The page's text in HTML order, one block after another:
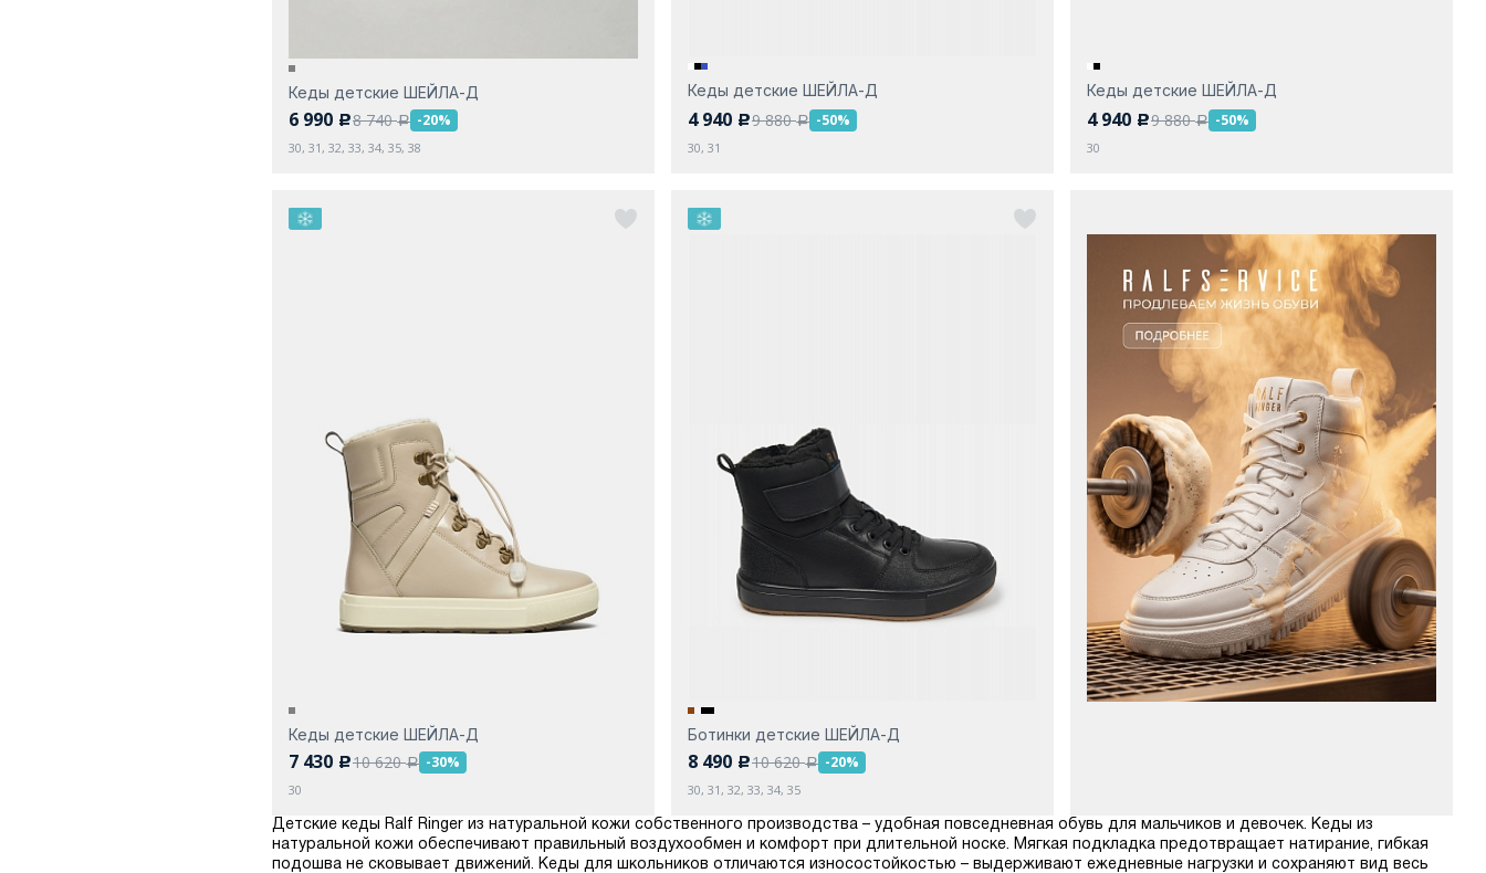
Кеды детские ШЕЙЛА-Д
6 990 c8 740a -20%
30, 31, 32, 33, 34, 35, 38
Кеды детские ШЕЙЛА-Д
4 940 c9 880a -50%
30, 31
Кеды детские ШЕЙЛА-Д
4 940 c9 880a -50%
30
Кеды детские ШЕЙЛА-Д
7 430 c10 620a -30%
30
Ботинки детские ШЕЙЛА-Д
8 490 c10 620a -20%
30, 31, 32, 33, 34, 35
Детские кеды Ralf Ringer из натуральной кожи собственного производства – удобная повседневная обувь для мальчиков и девочек. Кеды из
натуральной кожи обеспечивают правильный воздухообмен и комфорт при длительной носке. Мягкая подкладка предотвращает натирание, гибкая
подошва не сковывает движений. Кеды для школьников отличаются износостойкостью – выдерживают ежедневные нагрузки и сохраняют вид весь